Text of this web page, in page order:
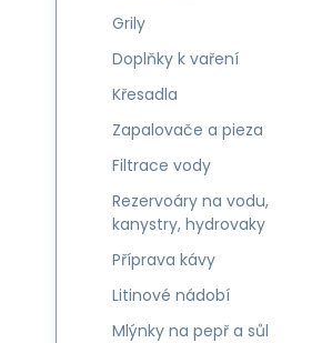
Grily
Doplňky k vaření
Křesadla
Zapalovače a pieza
Filtrace vody
Rezervoáry na vodu,
kanystry, hydrovaky
Příprava kávy
Litinové nádobí
Mlýnky na pepř a sůl